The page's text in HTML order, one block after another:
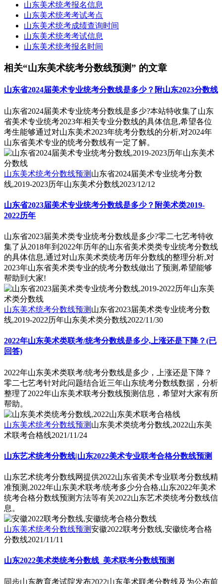
山东美术统考报名信息
山东美术统考考试考点
山东美术统考成绩查询时间
山东美术统考考试信息
山东美术统考报名时间
相关“山东美术统考分数线预测” 的文章
山东省2024届美术专业统考分数线是多少？附山东2023分数线
山东省2024届美术专业统考分数线是多少?本站特收集了山东
省美术专业统考2023年相关专业分数线的具体信息,希望各位
考生能够通过对山东美术2023年统考分数线的分析,对2024年
山东省美术专业的统考分数线有一定了解。
山东美术统考分数线预测 山东省2024届美术专业统考分数
线,2019-2023历年山东美术分数线2023/12/12
山东省2023届美术专业统考分数线是多少？附美术类2019-
2022历年
山东省2023届美术类专业统考分数线是多少?零二七艺考特收
集了从2018年到2022年历年的山东省美术类类专业统考分数线
的具体信息,通过对山东美术类统考历年分数线的整理分析,对
2023年山东省美术类专业的统考分数线做出了预测,希望能够
帮助到大家!
山东美术统考分数线预测 山东省2023届美术类专业统考分数
线,2019-2022历年山东美术类分数线2022/11/30
2022年山东美术类联考/统考分数线是多少,上涨还是下降？(已
回答)
2022年山东美术类联考/统考分数线是多少，上涨还是下降？
零二七艺考针对此问题结合近三年山东统考分数线数据，分析
整理了2022年山东美术联考分数线预测信息，希望对大家有所
帮助。
山东美术统考分数线预测 山东美术类统考分数线,2022山东美
术联考合格线2021/11/24
山东艺术统考分数线|山东2022美术专业联考合格分数线预测
山东艺术统考分数线网提供2022山东省美术专业联考分数线精
准预测,2022年山东美术联考/统考多少分合格,山东2022年美术
统考合格分数线预测方法等有关2022山东艺术类统考分数线信
息。
山东美术统考分数线预测安徽2022联考分数线,安徽统考合格
分数线2021/11/11
山东2022美术类统考分数线_美术联考分数线预测
同步山东教育考试院发布2022山东美术联考分数线及为公布前